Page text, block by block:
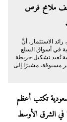
ملامح فرص
الاستثمار، أنَّ
في أسواق السلع
تُعيد تشكيل خريطة
مسبوقة، مشيرًا إلى
تكتب أعظم
في الشرق الأوسط